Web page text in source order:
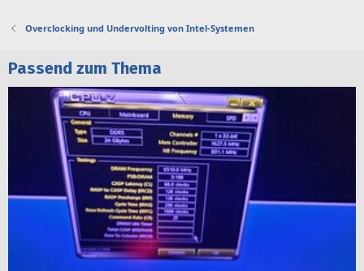
Overclocking und Undervolting von Intel-Systemen
Passend zum Thema